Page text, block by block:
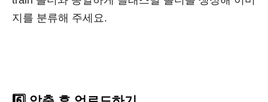
지를 분류해 주세요.